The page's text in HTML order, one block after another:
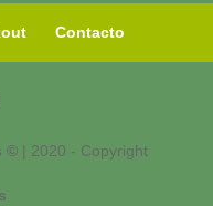
Contacto
© | 2020 - Copyright